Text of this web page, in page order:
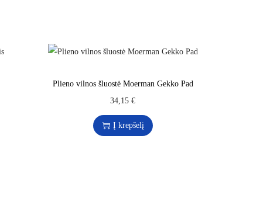
Plieno vilnos šluostė Moerman Gekko Pad
34,15€
Į krepšelį